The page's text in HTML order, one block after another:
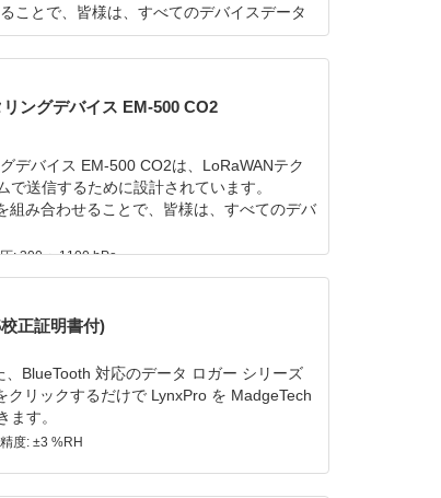
ことで、皆様は、すべてのデバイスデータ
ングデバイス EM-500 CO2
デバイス EM-500 CO2は、LoRaWANテク
送信するために設計されています。
み合わせることで、皆様は、すべてのデバ
: 300 〜1100 hPa
正証明書付)
BlueTooth 対応のデータ ロガー シリーズ
リックするだけで LynxPro を MadgeTech
す。
度: ±3 %RH